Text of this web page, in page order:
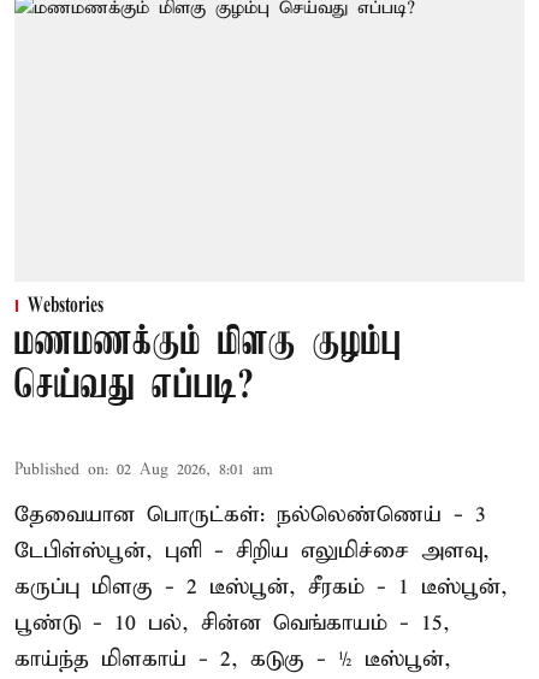
Webstories
மணமணக்கும் மிளகு குழம்பு
செய்வது எப்படி?
Published on: 02 Aug 2026, 8:01 am
தேவையான பொருட்கள்: நல்லெண்ணெய் - 3
டேபிள்ஸ்பூன், புளி - சிறிய எலுமிச்சை அளவு,
கருப்பு மிளகு - 2 டீஸ்பூன், சீரகம் - 1 டீஸ்பூன்,
பூண்டு - 10 பல், சின்ன வெங்காயம் - 15,
காய்ந்த மிளகாய் - 2, கடுகு - ½ டீஸ்பூன்,